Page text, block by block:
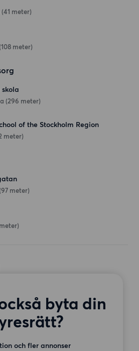
(41 meter)
(108 meter)
(296 meter)
of the Stockholm Region
meter)
(97 meter)
byta din
och fler annonser